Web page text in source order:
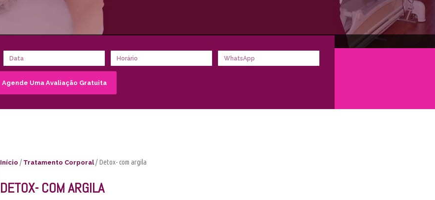
Agende Uma Avaliação Gratuita
Início / Tratamento Corporal/ Detox- com argila
DETOX- COM ARGILA